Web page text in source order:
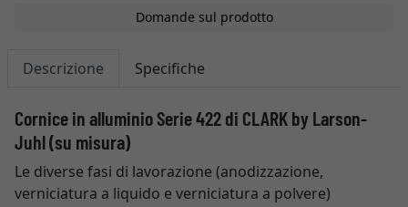
Domande sul prodotto
Descrizione Specifiche
Cornice in alluminio Serie 422 di CLARK by Larson-
Juhl (su misura)
Le diverse fasi di lavorazione (anodizzazione,
verniciatura a liquido e verniciatura a polvere)